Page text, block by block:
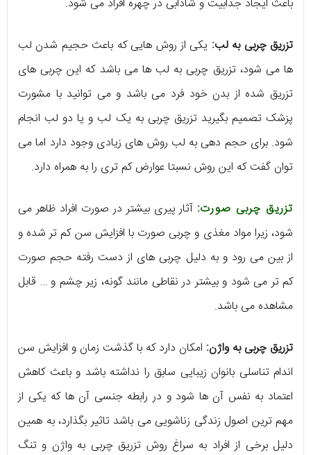
باعث ایجاد جذابیت و شادابی در چهره افراد می شود.
تزریق چربی به لب: یکی از روش هایی که باعث حجیم شدن لب
ها می شود، تزریق چربی به لب ها می باشد که این چربی های
تزریق شده از بدن خود فرد می باشد و می توانید با مشورت
پزشک تصمیم بگیرید تزریق چربی به یک لب و یا دو لب انجام
شود. برای حجم دهی به لب روش های زیادی وجود دارد اما می
توان گفت که این روش نسبتا عوارض کم تری را به همراه دارد.
تزریق چربی صورت: آثار پیری بیشتر در صورت افراد ظاهر می
شود، زیرا مواد مغذی و چربی صورت با افزایش سن کم تر شده و
از بین می رود و به دلیل چربی های از دست رفته حجم صورت
کم تر می شود و بیشتر در نقاطی مانند گونه، زیر چشم و … قابل
مشاهده می باشد.
تزریق چربی به واژن: امکان دارد که با گذشت زمان و افزایش سن
اندام تناسلی بانوان زیبایی سابق را نداشته باشد و باعث کاهش
اعتماد به نفس آن ها شود و در رابطه جنسی آن ها که یکی از
مهم ترین اصول زندگی زناشویی می باشد تاثیر بگذارد، به همین
دلیل برخی از افراد به سراغ روش تزریق چربی به واژن و تنگ